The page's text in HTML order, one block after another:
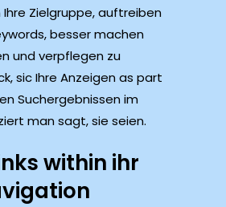
Zielgruppe, auftreiben
besser machen
und verpflegen zu
sic Ihre Anzeigen as part
Suchergebnissen im
man sagt, sie seien.
within ihr